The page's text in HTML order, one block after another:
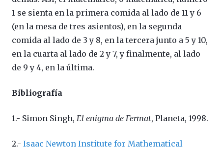
1 se sienta en la primera comida al lado de 11 y 6
(en la mesa de tres asientos), en la segunda
comida al lado de 3 y 8, en la tercera junto a 5 y 10,
en la cuarta al lado de 2 y 7, y finalmente, al lado
de 9 y 4, en la última.
Bibliografía
1.- Simon Singh, El enigma de Fermat, Planeta, 1998.
2.- Isaac Newton Institute for Mathematical